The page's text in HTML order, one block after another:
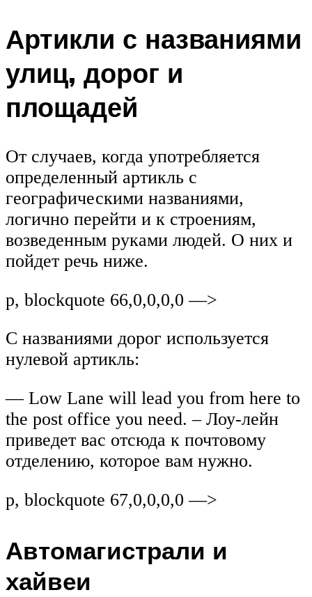
Артикли с названиями
улиц, дорог и
площадей
От случаев, когда употребляется
определенный артикль с
географическими названиями,
логично перейти и к строениям,
возведенным руками людей. О них и
пойдет речь ниже.
p, blockquote 66,0,0,0,0 —>
С названиями дорог используется
нулевой артикль:
— Low Lane will lead you from here to
the post office you need. – Лоу-лейн
приведет вас отсюда к почтовому
отделению, которое вам нужно.
p, blockquote 67,0,0,0,0 —>
Автомагистрали и
хайвеи